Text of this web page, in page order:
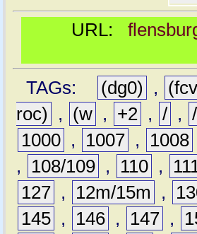
URL:
TAGs: (dg0) ,
roc)
, (w , +2 , / ,
1000 , 1007 , 1008
,
108/109 , 110 ,
127 , 12m/15m ,
145 , 146 , 147 ,